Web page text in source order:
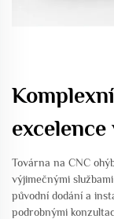
excelence
Továrna na CNC
výjimečnými
původní dodání a
podrobnými